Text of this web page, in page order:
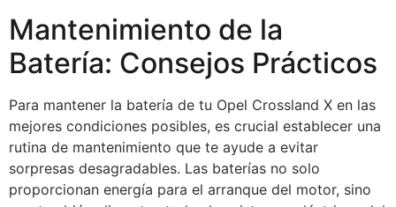
Mantenimiento de la
Batería: Consejos Prácticos
Para mantener la batería de tu Opel Crossland X en las
mejores condiciones posibles, es crucial establecer una
rutina de mantenimiento que te ayude a evitar
sorpresas desagradables. Las baterías no solo
proporcionan energía para el arranque del motor, sino